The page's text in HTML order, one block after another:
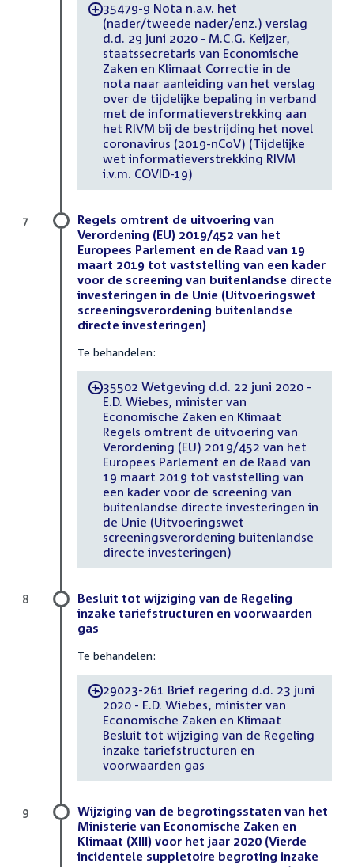
-35479-9 Nota n.a.v. het
(nader/tweede nader/enz.) verslag
d.d. 29 juni 2020 - M.C.G. Keijzer,
staatssecretaris van Economische
Zaken en Klimaat Correctie in de
nota naar aanleiding van het verslag
over de tijdelijke bepaling in verband
met de informatieverstrekking aan
het RIVM bij de bestrijding het novel
coronavirus (2019-nCoV) (Tijdelijke
wet informatieverstrekking RIVM
i.v.m. COVID-19)
Regels omtrent de uitvoering van
Verordening (EU) 2019/452 van het
Europees Parlement en de Raad van 19
maart 2019 tot vaststelling van een kader
voor de screening van buitenlandse directe
investeringen in de Unie (Uitvoeringswet
screeningsverordening buitenlandse
directe investeringen)
Te behandelen:
-35502 Wetgeving d.d. 22 juni 2020 -
E.D. Wiebes, minister van
Economische Zaken en Klimaat
Regels omtrent de uitvoering van
Verordening (EU) 2019/452 van het
Europees Parlement en de Raad van
19 maart 2019 tot vaststelling van
een kader voor de screening van
buitenlandse directe investeringen in
de Unie (Uitvoeringswet
screeningsverordening buitenlandse
directe investeringen)
7
Besluit tot wijziging van de Regeling
inzake tariefstructuren en voorwaarden
gas
Te behandelen:
-29023-261 Brief regering d.d. 23 juni
2020 - E.D. Wiebes, minister van
Economische Zaken en Klimaat
Besluit tot wijziging van de Regeling
inzake tariefstructuren en
voorwaarden gas
8
Wijziging van de begrotingsstaten van het
Ministerie van Economische Zaken en
Klimaat (XIII) voor het jaar 2020 (Vierde
incidentele suppletoire begroting inzake
9